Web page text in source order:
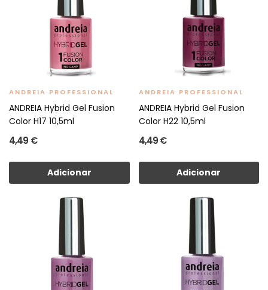
ANDREIA PROFESSIONAL
ANDREIA Hybrid Gel Fusion
Color H17 10,5ml
4,49 €
Adicionar
ANDREIA PROFESSIONAL
ANDREIA Hybrid Gel Fusion
Color H22 10,5ml
4,49 €
Adicionar